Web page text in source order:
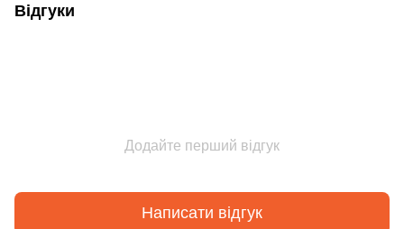
Відгуки
Додайте перший відгук
Написати відгук